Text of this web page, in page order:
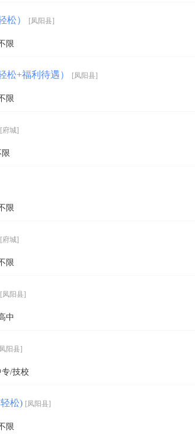
松） [凤阳县]
限
松+福利待遇） [凤阳县]
限
[府城]
限
限
[府城]
限
[凤阳县]
中
阳县]
专/技校
松) [凤阳县]
限